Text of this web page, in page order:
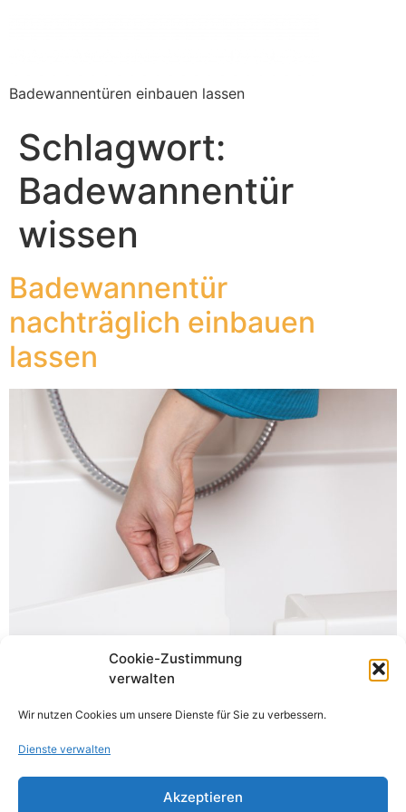
Cookie-Zustimmung
verwalten
Wir nutzen Cookies um unsere Dienste für Sie zu verbessern.
Dienste verwalten
Akzeptieren
Badewannentüren einbauen lassen
Schlagwort:
Badewannentür
wissen
Badewannentür
nachträglich einbauen
lassen
Badewannentür nachträglich einbauen lassen. Auch als
sein, auch im Alter oder mit körperlicher Einschränkung.
Genau dafür wurde die Badewannentür entwickelt. Mit